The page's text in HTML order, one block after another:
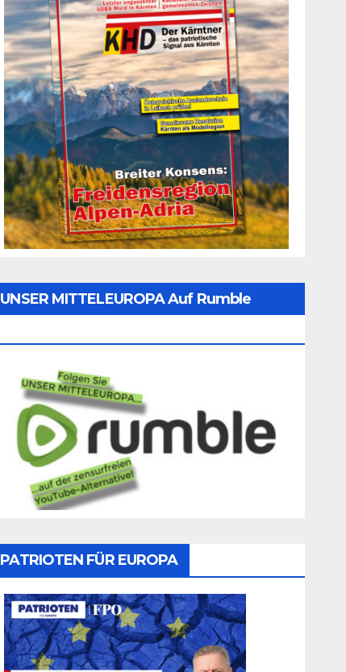
UNSER MITTELEUROPA Auf Rumble
PATRIOTEN FÜR EUROPA